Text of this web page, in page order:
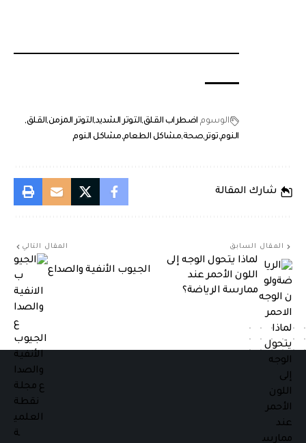
الوسوم اضطراب القلقالتوتر الشديدالتوتر المزمنالقلق
النوم توترصحةمشاكل الطعام مشاكل النوم
شارك المقالة
المقال السابق
لماذا يتحول الوجه إلى
اللون الأحمر عند
ممارسة الرياضة؟
المقال التالي
الجيوب الأنفية والصداع